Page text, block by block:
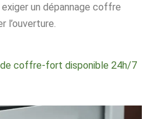
un dépannage coffre
l’ouverture.
de coffre-fort disponible 24h/7